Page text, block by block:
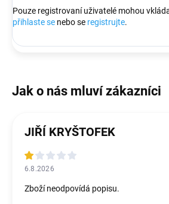
Pouze registrovaní uživatelé mohou
přihlaste se nebo se registrujte.
JIŘÍ KRYŠTOFEK
6.8.2026
Zboží neodpovídá popisu.